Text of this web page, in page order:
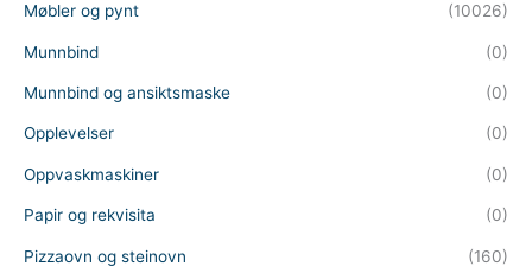
Møbler og pynt (10026)
Munnbind (0)
Munnbind og ansiktsmaske (0)
Opplevelser (0)
Oppvaskmaskiner (0)
Papir og rekvisita (0)
Pizzaovn og steinovn (160)